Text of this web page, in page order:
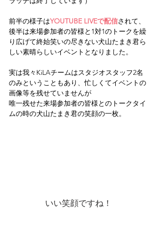
前半の様子はYOUTUBE LIVEで配信されて、
後半は来場参加者の皆様と1対1のトークを繰
り広げて終始笑いの尽きない犬山たまき君ら
しい素晴らしいイベントとなりました。
実は我々KiLAチームはスタジオスタッフ2名
のみということもあり、忙しくてイベントの
画像等を残せていませんが
唯一残せた来場参加者の皆様とのトークタイ
ムの時の犬山たまき君の笑顔の一枚。
いい笑顔ですね！